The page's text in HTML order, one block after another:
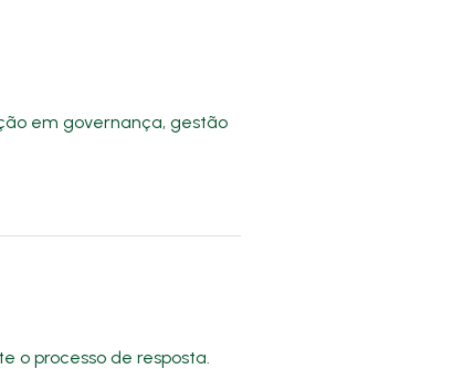
em governança, gestão
o processo de resposta.